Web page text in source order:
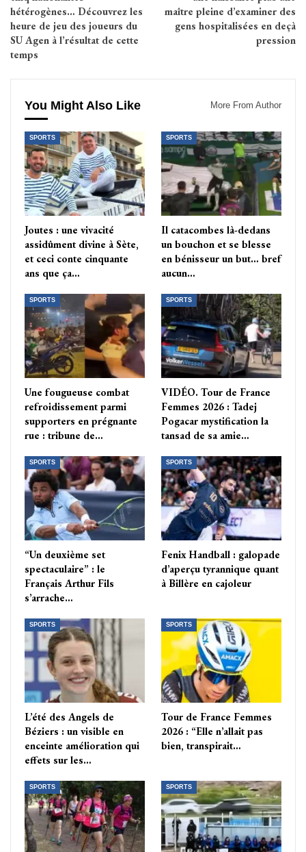
hétérogènes… Découvrez les
heure de jeu des joueurs du
SU Agen à l’résultat de cette
temps
maître pleine d’examiner des
gens hospitalisées en deçà
pression
You Might Also Like More From Author
SPORTS
Joutes : une vivacité
assidûment divine à Sète,
et ceci conte cinquante
ans que ça…
SPORTS
Il catacombes là-dedans
un bouchon et se blesse
en bénisseur un but… bref
aucun…
SPORTS
Une fougueuse combat
refroidissement parmi
supporters en prégnante
rue : tribune de…
SPORTS
VIDÉO. Tour de France
Femmes 2026 : Tadej
Pogacar mystification la
tansad de sa amie…
SPORTS
“Un deuxième set
spectaculaire” : le
Français Arthur Fils
s’arrache…
SPORTS
Fenix Handball : galopade
d’aperçu tyrannique quant
à Billère en cajoleur
SPORTS
L’été des Angels de
Béziers : un visible en
enceinte amélioration qui
effets sur les…
SPORTS
Tour de France Femmes
2026 : “Elle n’allait pas
bien, transpirait…
SPORTS SPORTS